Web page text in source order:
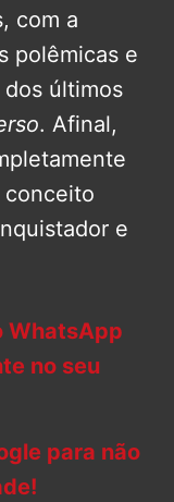
com a
polêmicas e
últimos
. Afinal,
conceito
e
WhatsApp
no seu
para não